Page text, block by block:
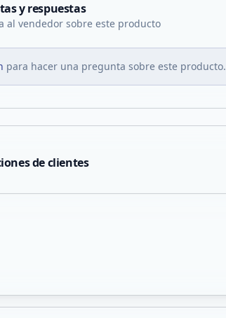
y respuestas
al vendedor sobre este producto
para hacer una pregunta sobre este producto.
de clientes